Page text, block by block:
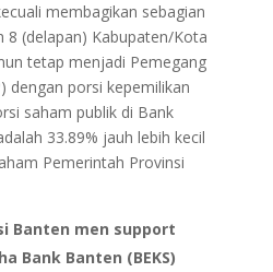
membagikan sebagian
8 (delapan) Kabupaten/Kota
tetap menjadi Pemegang
dengan porsi kepemilikan
saham publik di Bank
33.89% jauh lebih kecil
Pemerintah Provinsi
Banten men support
Bank Banten (BEKS)